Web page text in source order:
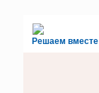
Решаем вместе